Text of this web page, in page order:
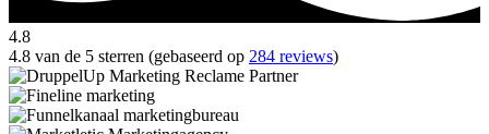
4.8
4.8 van de 5 sterren (gebaseerd op 284 reviews)